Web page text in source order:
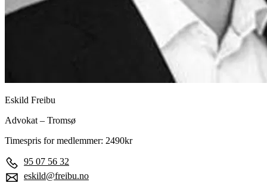
Eskild Freibu
Advokat – Tromsø
Timespris for medlemmer: 2490kr
95 07 56 32
eskild@freibu.no